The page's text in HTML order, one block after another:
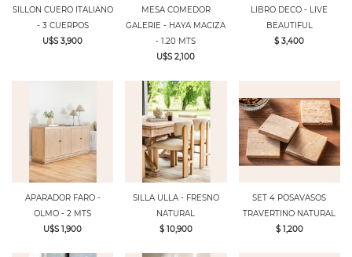
SILLON CUERO ITALIANO
- 3 CUERPOS
U$S 3,900
MESA COMEDOR
GALERIE - HAYA MACIZA
- 1.20 MTS
U$S 2,100
LIBRO DECO - LIVE
BEAUTIFUL
$ 3,400
APARADOR FARO -
OLMO - 2 MTS
U$S 1,900
SILLA ULLA - FRESNO
NATURAL
$ 10,900
SET 4 POSAVASOS
TRAVERTINO NATURAL
$ 1,200